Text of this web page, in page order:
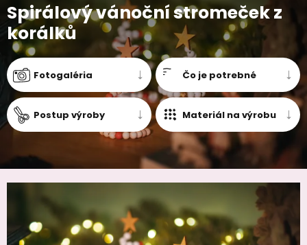
Spirálový vánoční stromeček z
korálků
Fotogaléria Čo je potrebné
Postup výroby Materiál na výrobu